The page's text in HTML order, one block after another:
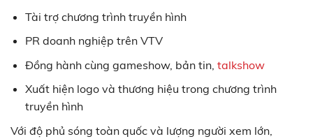
Tài trợ chương trình truyền hình
PR doanh nghiệp trên VTV
Đồng hành cùng gameshow, bản tin, talkshow
Xuất hiện logo và thương hiệu trong chương trình
truyền hình
Với độ phủ sóng toàn quốc và lượng người xem lớn,